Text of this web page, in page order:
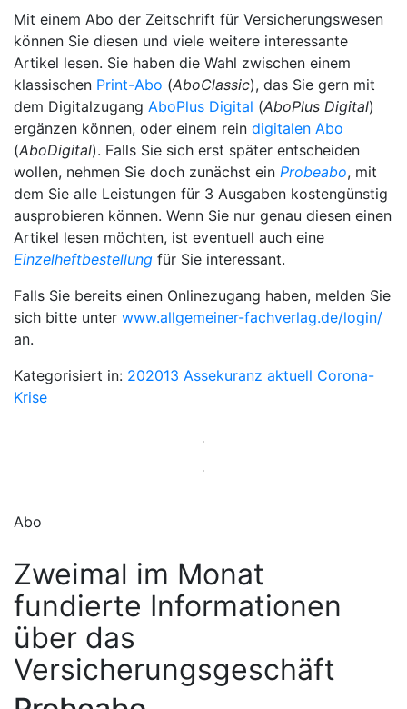
Mit einem Abo der Zeitschrift für Versicherungswesen
können Sie diesen und viele weitere interessante
Artikel lesen. Sie haben die Wahl zwischen einem
klassischen Print-Abo (AboClassic), das Sie gern mit
dem Digitalzugang AboPlus Digital (AboPlus Digital)
ergänzen können, oder einem rein digitalen Abo
(AboDigital). Falls Sie sich erst später entscheiden
wollen, nehmen Sie doch zunächst ein Probeabo, mit
dem Sie alle Leistungen für 3 Ausgaben kostengünstig
ausprobieren können. Wenn Sie nur genau diesen einen
Artikel lesen möchten, ist eventuell auch eine
Einzelheftbestellung für Sie interessant.
Falls Sie bereits einen Onlinezugang haben, melden Sie
sich bitte unter www.allgemeiner-fachverlag.de/login/
an.
Kategorisiert in: 202013 Assekuranz aktuell Corona-
Krise
Abo
Zweimal im Monat
fundierte Informationen
über das
Versicherungsgeschäft